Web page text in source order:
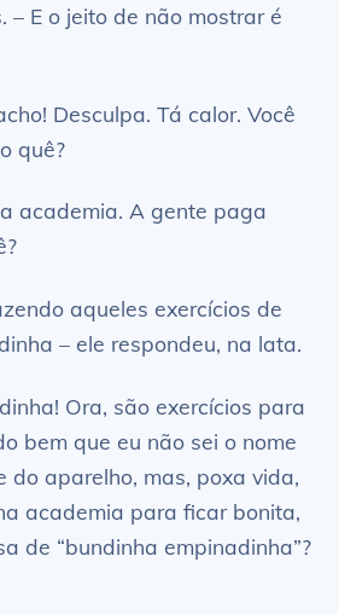
– E o jeito de não mostrar é
Desculpa. Tá calor. Você
quê?
academia. A gente paga
aqueles exercícios de
– ele respondeu, na lata.
Ora, são exercícios para
bem que eu não sei o nome
do aparelho, mas, poxa vida,
academia para ficar bonita,
de “bundinha empinadinha”?